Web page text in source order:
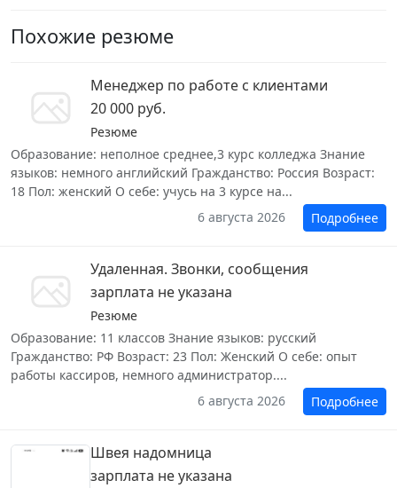
Похожие резюме
Менеджер по работе с клиентами
20 000 руб.
Резюме
Образование: неполное среднее,3 курс колледжа Знание
языков: немного английский Гражданство: Россия Возраст:
18 Пол: женский О себе: учусь на 3 курсе на...
6 августа 2026
Подробнее
Удаленная. Звонки, сообщения
зарплата не указана
Резюме
Образование: 11 классов Знание языков: русский
Гражданство: РФ Возраст: 23 Пол: Женский О себе: опыт
работы кассиров, немного администратор....
6 августа 2026
Подробнее
Швея надомница
зарплата не указана